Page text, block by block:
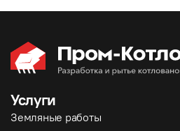
Услуги
Земляные работы